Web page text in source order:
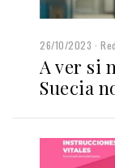
26/10/2023
A ver si
Suecia